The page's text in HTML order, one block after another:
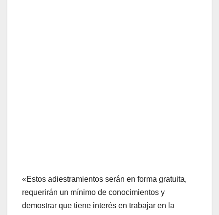
«Estos adiestramientos serán en forma gratuita,
requerirán un mínimo de conocimientos y
demostrar que tiene interés en trabajar en la